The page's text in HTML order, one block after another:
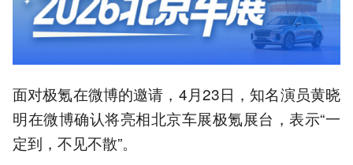
面对极氪在微博的邀请，4月23日，知名演员黄晓
明在微博确认将亮相北京车展极氪展台，表示“一
定到，不见不散”。